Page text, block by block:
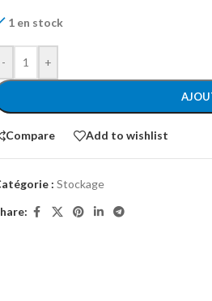
1 en stock
- +
Compare Add to wishlist
: Stockage